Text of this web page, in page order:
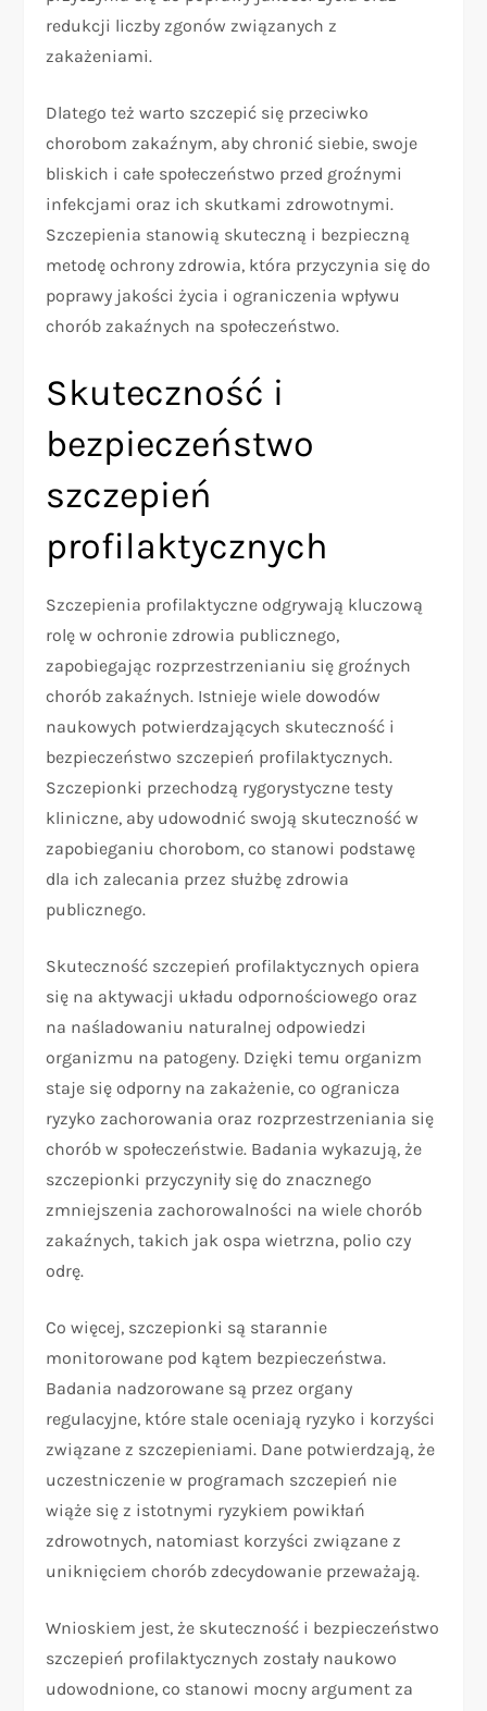
redukcji liczby zgonów związanych z
zakażeniami.
Dlatego też warto szczepić się przeciwko
chorobom zakaźnym, aby chronić siebie, swoje
bliskich i całe społeczeństwo przed groźnymi
infekcjami oraz ich skutkami zdrowotnymi.
Szczepienia stanowią skuteczną i bezpieczną
metodę ochrony zdrowia, która przyczynia się do
poprawy jakości życia i ograniczenia wpływu
chorób zakaźnych na społeczeństwo.
Skuteczność i
bezpieczeństwo
szczepień
profilaktycznych
Szczepienia profilaktyczne odgrywają kluczową
rolę w ochronie zdrowia publicznego,
zapobiegając rozprzestrzenianiu się groźnych
chorób zakaźnych. Istnieje wiele dowodów
naukowych potwierdzających skuteczność i
bezpieczeństwo szczepień profilaktycznych.
Szczepionki przechodzą rygorystyczne testy
kliniczne, aby udowodnić swoją skuteczność w
zapobieganiu chorobom, co stanowi podstawę
dla ich zalecania przez służbę zdrowia
publicznego.
Skuteczność szczepień profilaktycznych opiera
się na aktywacji układu odpornościowego oraz
na naśladowaniu naturalnej odpowiedzi
organizmu na patogeny. Dzięki temu organizm
staje się odporny na zakażenie, co ogranicza
ryzyko zachorowania oraz rozprzestrzeniania się
chorób w społeczeństwie. Badania wykazują, że
szczepionki przyczyniły się do znacznego
zmniejszenia zachorowalności na wiele chorób
zakaźnych, takich jak ospa wietrzna, polio czy
odrę.
Co więcej, szczepionki są starannie
monitorowane pod kątem bezpieczeństwa.
Badania nadzorowane są przez organy
regulacyjne, które stale oceniają ryzyko i korzyści
związane z szczepieniami. Dane potwierdzają, że
uczestniczenie w programach szczepień nie
wiąże się z istotnymi ryzykiem powikłań
zdrowotnych, natomiast korzyści związane z
uniknięciem chorób zdecydowanie przeważają.
Wnioskiem jest, że skuteczność i bezpieczeństwo
szczepień profilaktycznych zostały naukowo
udowodnione, co stanowi mocny argument za